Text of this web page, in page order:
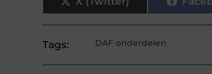
Tags: DAF onderdelen